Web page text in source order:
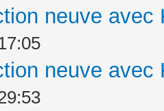
neuve avec
neuve avec